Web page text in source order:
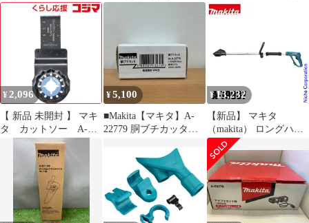
ット品 MUR100D
68155 2個セット
機種MUA002GZ /
¥ 2,096
【 新品 未開封 】 マキ
タ カットソー A-
63909 未使用 送料無料
¥5,100
■Makita【マキタ】A-
22779 胴ブチカッタ
¥13,232
【新品】 マキタ
（makita） ロングハン
ドルアタッチメント A-
79837 アタッチメント
アクセサリー 部品 取り
付け 細断 作業負担軽減